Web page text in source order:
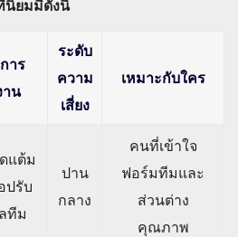
นิยมมีดังนี้
าร
าน
ระดับ
ความ
เสี่ยง
เหมาะกับใคร
แต้ม
ปรับ
ทีม
ปาน
กลาง
คนที่เข้าใจ
ฟอร์มทีมและ
ส่วนต่าง
คุณภาพ